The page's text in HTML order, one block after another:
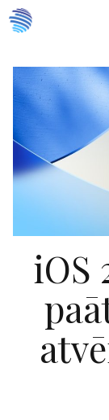
Doties
uz
iOS